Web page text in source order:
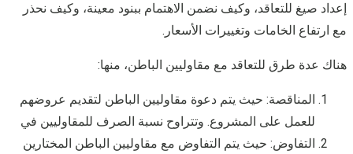
إعداد صيغ للتعاقد، وكيف نضمن الاهتمام ببنود معينة، وكيف نحذر
مع ارتفاع الخامات وتغييرات الأسعار.
هناك عدة طرق للتعاقد مع مقاوليين الباطن، منها:
المناقصة: حيث يتم دعوة مقاوليين الباطن لتقديم عروضهم
للعمل على المشروع. وتتراوح نسبة الصرف للمقاوليين في
التفاوض: حيث يتم التفاوض مع مقاوليين الباطن المختارين